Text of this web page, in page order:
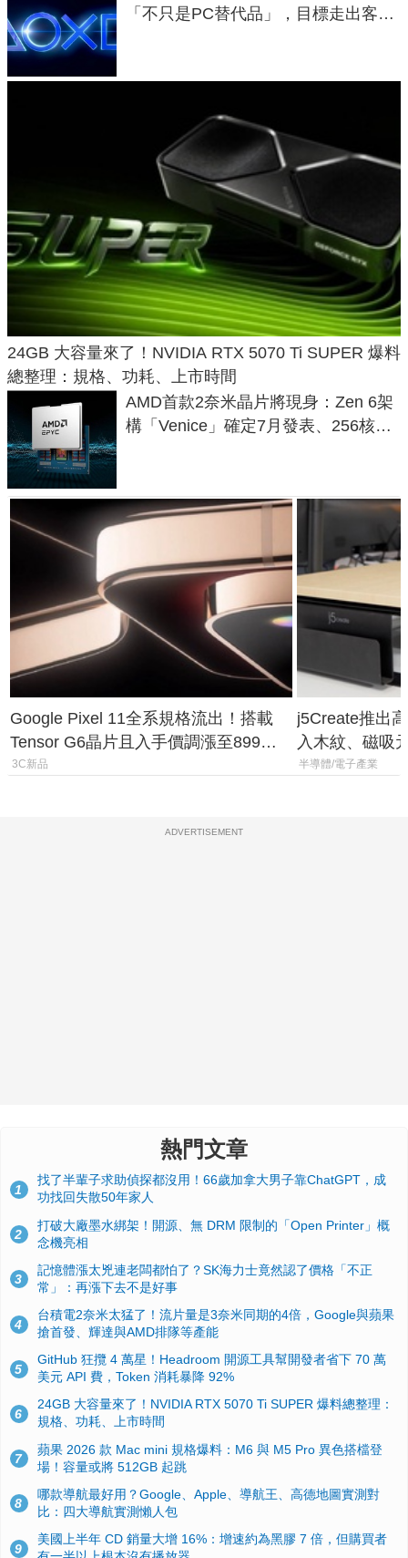
「不只是PC替代品」，目標走出客
24GB 大容量來了！NVIDIA RTX 5070 Ti SUPER 爆料
總整理：規格、功耗、上市時間
AMD首款2奈米晶片將現身：Zen 6架
構「Venice」確定7月發表、256核心
Google Pixel 11全系規格流出！搭載
Tensor G6晶片且入手價調漲至899美
元
3C新品
j5Create推出
入木紋、磁吸
半導體/電子產業
ADVERTISEMENT
熱門文章
1
找了半輩子求助偵探都沒用！66歲加拿大男子靠ChatGPT，成
功找回失散50年家人
2
打破大廠墨水綁架！開源、無 DRM 限制的「Open Printer」概
念機亮相
3
記憶體漲太兇連老闆都怕了？SK海力士竟然認了價格「不正
常」：再漲下去不是好事
4
台積電2奈米太猛了！流片量是3奈米同期的4倍，Google與蘋果
搶首發、輝達與AMD排隊等產能
5
GitHub 狂攬 4 萬星！Headroom 開源工具幫開發者省下 70 萬
美元 API 費，Token 消耗暴降 92%
6
24GB 大容量來了！NVIDIA RTX 5070 Ti SUPER 爆料總整理：
規格、功耗、上市時間
7
蘋果 2026 款 Mac mini 規格爆料：M6 與 M5 Pro 異色搭檔登
場！容量或將 512GB 起跳
8
哪款導航最好用？Google、Apple、導航王、高德地圖實測對
比：四大導航實測懶人包
9
美國上半年 CD 銷量大增 16%：增速約為黑膠 7 倍，但購買者